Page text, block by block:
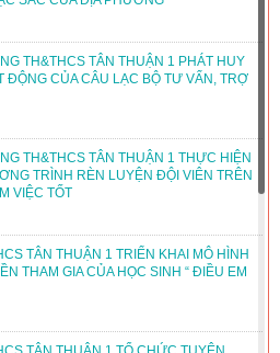
TH&THCS TÂN THUẬN 1 PHÁT HUY
ĐỘNG CỦA CÂU LẠC BỘ TƯ VẤN, TRỢ
TH&THCS TÂN THUẬN 1 THỰC HIỆN
TRÌNH RÈN LUYỆN ĐỘI VIÊN TRÊN
VIỆC TỐT
TÂN THUẬN 1 TRIỂN KHAI MÔ HÌNH
THAM GIA CỦA HỌC SINH “ ĐIỀU EM